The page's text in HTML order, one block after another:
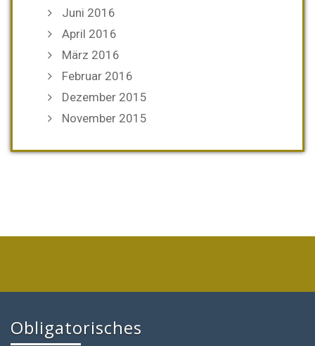
Juni 2016
April 2016
März 2016
Februar 2016
Dezember 2015
November 2015
Obligatorisches